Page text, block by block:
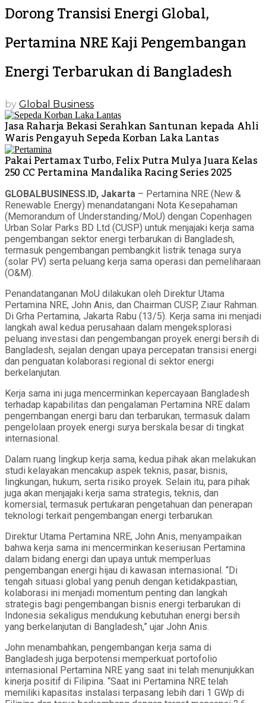
Dorong Transisi Energi Global,
Pertamina NRE Kaji Pengembangan
Energi Terbarukan di Bangladesh
by Global Business
Jasa Raharja Bekasi Serahkan Santunan kepada Ahli
Waris Pengayuh Sepeda Korban Laka Lantas
Pakai Pertamax Turbo, Felix Putra Mulya Juara Kelas
250 CC Pertamina Mandalika Racing Series 2025
GLOBALBUSINESS.ID, Jakarta – Pertamina NRE (New &
Renewable Energy) menandatangani Nota Kesepahaman
(Memorandum of Understanding/MoU) dengan Copenhagen
Urban Solar Parks BD Ltd (CUSP) untuk menjajaki kerja sama
pengembangan sektor energi terbarukan di Bangladesh,
termasuk pengembangan pembangkit listrik tenaga surya
(solar PV) serta peluang kerja sama operasi dan pemeliharaan
(O&M).
Penandatanganan MoU dilakukan oleh Direktur Utama
Pertamina NRE, John Anis, dan Chairman CUSP, Ziaur Rahman.
Di Grha Pertamina, Jakarta Rabu (13/5). Kerja sama ini menjadi
langkah awal kedua perusahaan dalam mengeksplorasi
peluang investasi dan pengembangan proyek energi bersih di
Bangladesh, sejalan dengan upaya percepatan transisi energi
dan penguatan kolaborasi regional di sektor energi
berkelanjutan.
Kerja sama ini juga mencerminkan kepercayaan Bangladesh
terhadap kapabilitas dan pengalaman Pertamina NRE dalam
pengembangan energi baru dan terbarukan, termasuk dalam
pengelolaan proyek energi surya berskala besar di tingkat
internasional.
Dalam ruang lingkup kerja sama, kedua pihak akan melakukan
studi kelayakan mencakup aspek teknis, pasar, bisnis,
lingkungan, hukum, serta risiko proyek. Selain itu, para pihak
juga akan menjajaki kerja sama strategis, teknis, dan
komersial, termasuk pertukaran pengetahuan dan penerapan
teknologi terkait pengembangan energi terbarukan.
Direktur Utama Pertamina NRE, John Anis, menyampaikan
bahwa kerja sama ini mencerminkan keseriusan Pertamina
dalam bidang energi dan upaya untuk memperluas
pengembangan energi hijau di kawasan internasional. “Di
tengah situasi global yang penuh dengan ketidakpastian,
kolaborasi ini menjadi momentum penting dan langkah
strategis bagi pengembangan bisnis energi terbarukan di
Indonesia sekaligus mendukung kebutuhan energi bersih
yang berkelanjutan di Bangladesh,” ujar John Anis.
John menambahkan, pengembangan kerja sama di
Bangladesh juga berpotensi memperkuat portofolio
internasional Pertamina NRE yang saat ini telah menunjukkan
kinerja positif di Filipina. “Saat ini Pertamina NRE telah
memiliki kapasitas instalasi terpasang lebih dari 1 GWp di